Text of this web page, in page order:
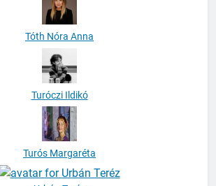
Tóth Nóra Anna
Turóczi Ildikó
Turós Margaréta